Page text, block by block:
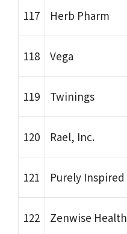
117 Herb Pharm
118 Vega
119 Twinings
120 Rael, Inc.
121 Purely Inspired
122 Zenwise Health